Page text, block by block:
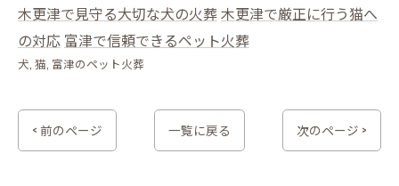
木更津で見守る大切な犬の火葬木更津で厳正に行う猫へ
の対応 富津で信頼できるペット火葬
犬 猫 富津のペット火葬
< 前のページ 一覧に戻る 次のページ >